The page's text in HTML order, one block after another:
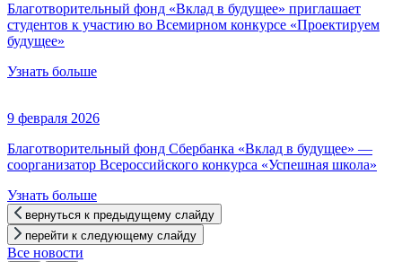
Благотворительный фонд «Вклад в будущее» приглашает
студентов к участию во Всемирном конкурсе «Проектируем
будущее»
Узнать больше
9 февраля 2026
Благотворительный фонд Сбербанка «Вклад в будущее» —
соорганизатор Всероссийского конкурса «Успешная школа»
Узнать больше
вернуться к предыдущему слайду
перейти к следующему слайду
Все новости